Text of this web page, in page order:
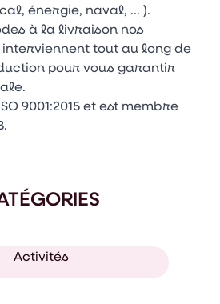
énergie, naval, ... ).
à la livraison nos
tout au long de
pour vous garantir
9001:2015 et est membre
Activités